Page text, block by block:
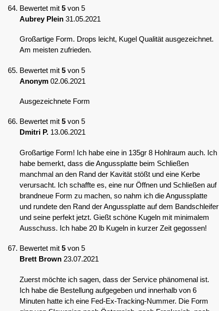
Bewertet mit 5 von 5
Aubrey Plein 31.05.2021
Großartige Form. Drops leicht, Kugel Qualität ausgezeichnet.
Am meisten zufrieden.
Bewertet mit 5 von 5
Anonym 02.06.2021
Ausgezeichnete Form
Bewertet mit 5 von 5
Dmitri P. 13.06.2021
Großartige Form! Ich habe eine in 135gr 8 Hohlraum auch. Ich
habe bemerkt, dass die Angussplatte beim Schließen
manchmal an den Rand der Kavität stößt und eine Kerbe
verursacht. Ich schaffte es, eine nur Öffnen und Schließen auf
brandneue Form zu machen, so nahm ich die Angussplatte
und rundete den Rand der Angussplatte auf dem Bandschleifer
und seine perfekt jetzt. Gießt schöne Kugeln mit minimalem
Ausschuss. Ich habe 20 lb Kugeln in kurzer Zeit gegossen!
Bewertet mit 5 von 5
Brett Brown 23.07.2021
Zuerst möchte ich sagen, dass der Service phänomenal ist.
Ich habe die Bestellung aufgegeben und innerhalb von 6
Minuten hatte ich eine Fed-Ex-Tracking-Nummer. Die Form